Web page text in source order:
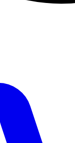
объясняет,
адресу.
монтажной
и